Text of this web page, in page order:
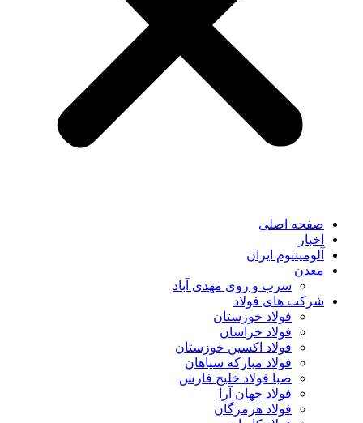
صفحه اصلی
اخبار
آلومینیوم ایران
معدن
سرب و روی مهدی آباد
شرکت های فولاد
فولاد خوزستان
فولاد خراسان
فولاد اکسین خوزستان
فولاد مبارکه سپاهان
صبا فولاد خلیج فارس
فولاد جهان آرا
فولاد هرمزگان